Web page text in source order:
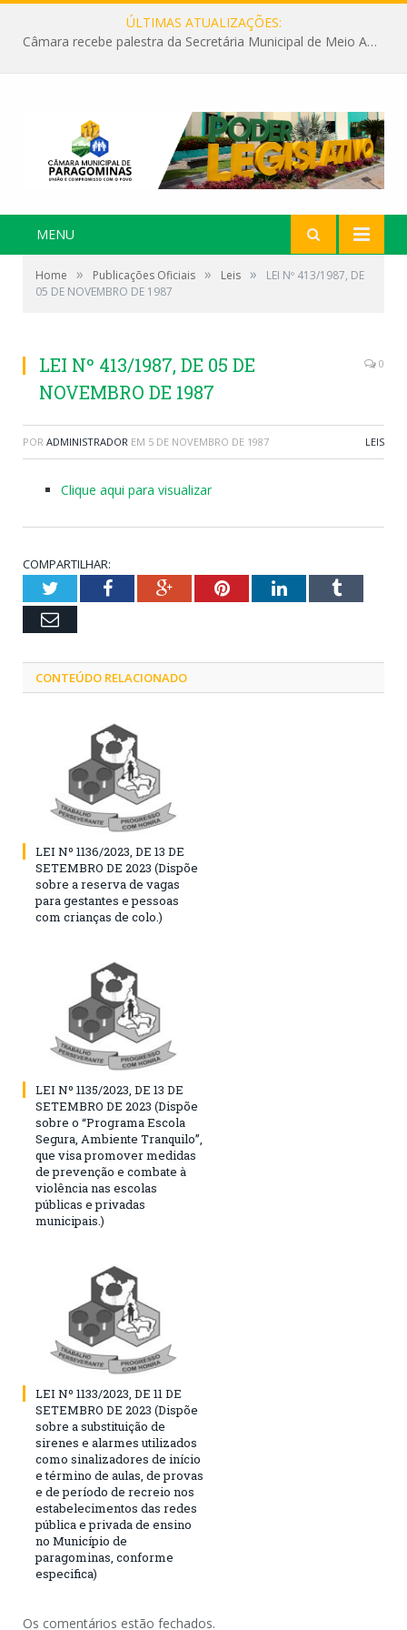
ÚLTIMAS ATUALIZAÇÕES:
Câmara recebe palestra da Secretária Municipal de Meio Ambiente sobre as ações da “SEMANA DO MEIO AMBIENTE”
MENU
Home » Publicações Oficiais » Leis »
LEI Nº 413/1987, DE
05 DE NOVEMBRO DE 1987
LEI Nº 413/1987, DE 05 DE
NOVEMBRO DE 1987
0
POR ADMINISTRADOR EM 5 DE NOVEMBRO DE 1987 LEIS
Clique aqui para visualizar
COMPARTILHAR:
TwitterFacebookGoogle+PinterestLinkedInTumblr
Email
CONTEÚDO RELACIONADO
LEI Nº 1136/2023, DE 13 DE
SETEMBRO DE 2023 (Dispõe
sobre a reserva de vagas
para gestantes e pessoas
com crianças de colo.)
LEI Nº 1135/2023, DE 13 DE
SETEMBRO DE 2023 (Dispõe
sobre o “Programa Escola
Segura, Ambiente Tranquilo”,
que visa promover medidas
de prevenção e combate à
violência nas escolas
públicas e privadas
municipais.)
LEI Nº 1133/2023, DE 11 DE
SETEMBRO DE 2023 (Dispõe
sobre a substituição de
sirenes e alarmes utilizados
como sinalizadores de início
e término de aulas, de provas
e de período de recreio nos
estabelecimentos das redes
pública e privada de ensino
no Município de
paragominas, conforme
especifica)
Os comentários estão fechados.